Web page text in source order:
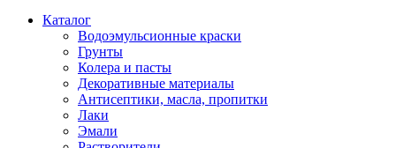
Каталог
Водоэмульсионные краски
Грунты
Колера и пасты
Декоративные материалы
Антисептики, масла, пропитки
Лаки
Эмали